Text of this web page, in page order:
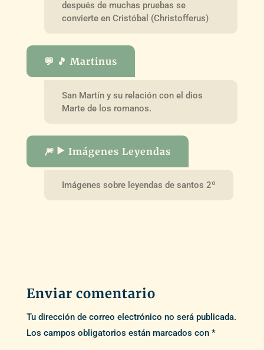
después de muchas pruebas se
convierte en Cristóbal (Christofferus)
💬 🎵 Martinus
San Martín y su relación con el dios
Marte de los romanos.
🎆 ▶️ Imágenes Leyendas
Imágenes sobre leyendas de santos 2º
Enviar comentario
Tu dirección de correo electrónico no será publicada.
Los campos obligatorios están marcados con *